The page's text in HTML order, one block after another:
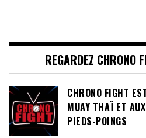
REGARDEZ CHRONO
CHRONO FIGHT
MUAY THAÏ ET
PIEDS-POINGS